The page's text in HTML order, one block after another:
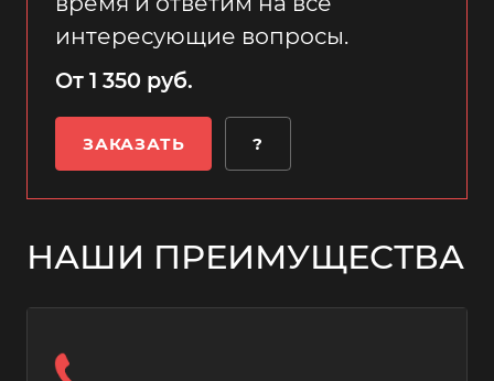
интересующие вопросы.
От 1 350 руб.
ЗАКАЗАТЬ ?
НАШИ ПРЕИМУЩЕСТВА